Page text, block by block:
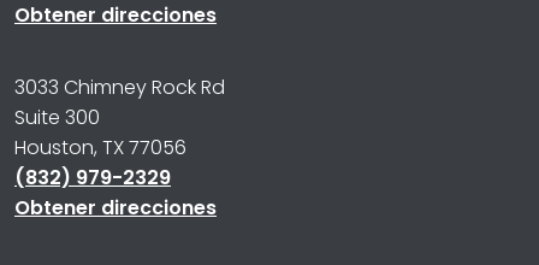
Obtener direcciones
3033 Chimney Rock Rd
Suite 300
Houston, TX 77056
(832) 979-2329
Obtener direcciones